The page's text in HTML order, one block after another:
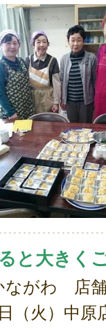
と大きく
ながわ 店
（火）中原